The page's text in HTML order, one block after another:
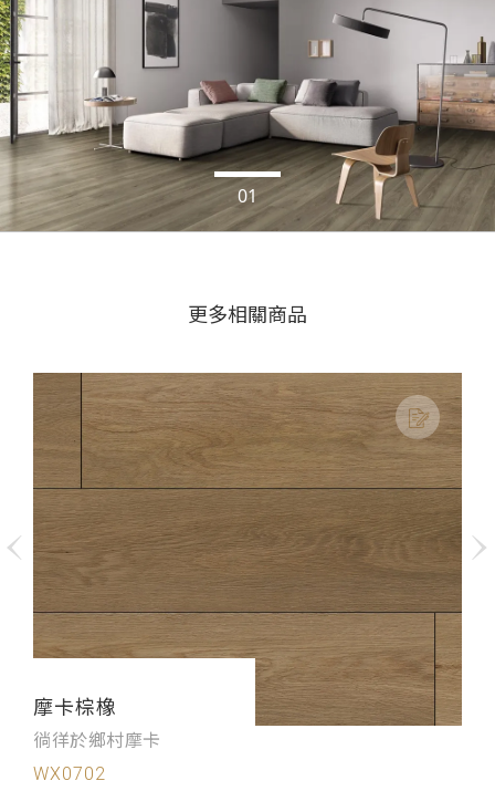
更多相關商品
摩卡棕橡
徜徉於鄉村摩卡
WX0702